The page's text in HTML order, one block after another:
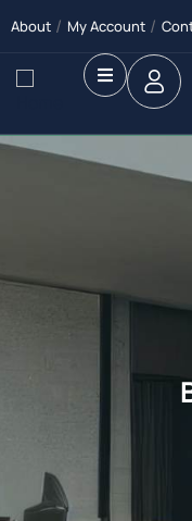
About My Account